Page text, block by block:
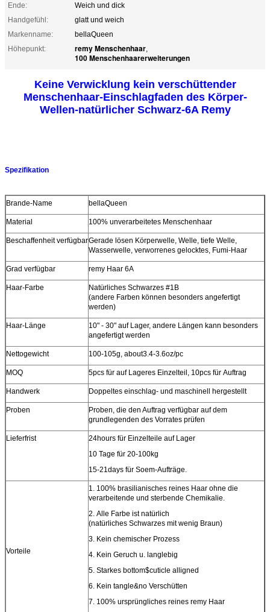
Ende:
Weich und dick
Handgefühl:
glatt und weich
Markenname:
bellaQueen
Höhepunkt:
remy Menschenhaar,
100 Menschenhaarerweiterungen
Keine Verwicklung kein verschüttender
Menschenhaar-Einschlagfaden des Körper-
Wellen-natürlicher Schwarz-6A Remy
Spezifikation
Brande-Name bellaQueen
Material 100% unverarbeitetes Menschenhaar
Beschaffenheit verfügbarGerade lösen Körperwelle, Welle, tiefe Welle,
Wasserwelle, verworrenes gelocktes, Fumi-Haar
Grad verfügbar remy Haar 6A
Haar-Farbe
Natürliches Schwarzes #1B
(andere Farben können besonders angefertigt
werden)
Haar-Länge
10" - 30" auf Lager, andere Längen kann besonders
angefertigt werden
Nettogewicht 100-105g, about3.4-3.6oz/pc
MOQ 5pcs für auf Lageres Einzelteil, 10pcs für Auftrag
Handwerk Doppeltes einschlag- und maschinell hergestellt
Proben
Proben, die den Auftrag verfügbar auf dem
grundlegenden des Vorrates prüfen
Lieferfrist
24hours für Einzelteile auf Lager
10 Tage für 20-100kg
15-21days für Soem-Aufträge.
Vorteile
1. 100% brasilianisches reines Haar ohne die
verarbeitende und sterbende Chemikalie.
2. Alle Farbe ist natürlich
(natürliches Schwarzes mit wenig Braun)
3. Kein chemischer Prozess
4. Kein Geruch u. langlebig
5. Starkes bottom$cuticle alligned
6. Kein tangle&no Verschütten
7. 100% ursprüngliches reines remy Haar